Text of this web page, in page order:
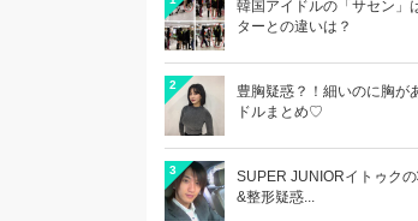
韓国アイドルの「サセン」
ターとの違いは？
2
豊胸疑惑？！細いのに胸が
ドルまとめ♡
3
SUPER JUNIORイトゥク
&整形疑惑...